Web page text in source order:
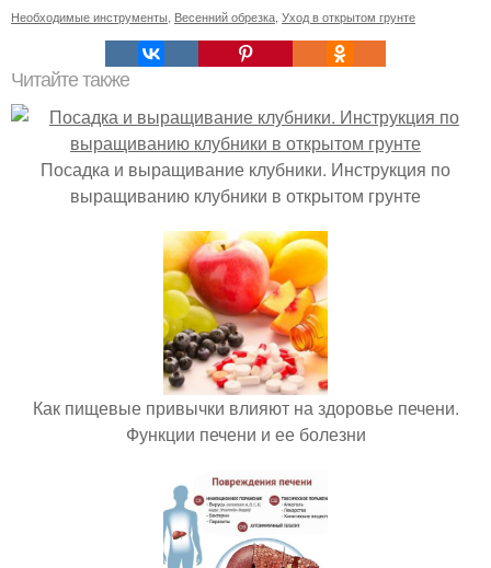
Необходимые инструменты Весенний обрезка Уход в открытом грунте
Читайте также
Посадка и выращивание клубники. Инструкция по
выращиванию клубники в открытом грунте
Как пищевые привычки влияют на здоровье печени.
Функции печени и ее болезни